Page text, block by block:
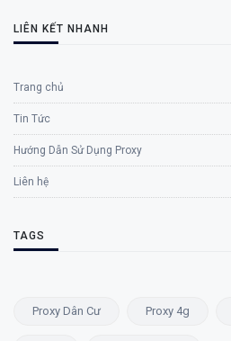
LIÊN KẾT NHANH
Trang chủ
Tin Tức
Hướng Dẫn Sử Dụng Proxy
Liên hệ
TAGS
Proxy Dân Cư Proxy 4g